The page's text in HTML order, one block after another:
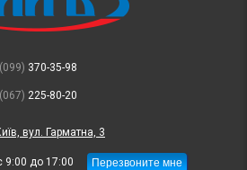
(099) 370-35-98
(067) 225-80-20
вул. Гарматна, 3
9:00 до 17:00 Перезвоните мне